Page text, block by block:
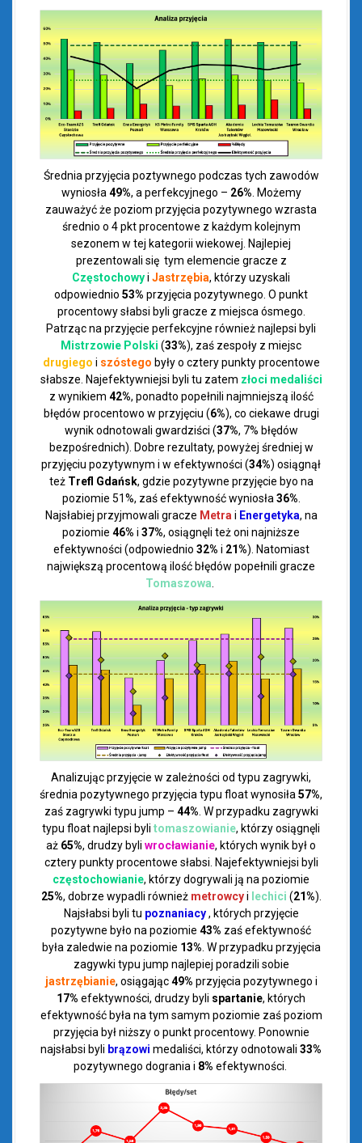
Średnia przyjęcia poztywnego podczas tych zawodów
wyniosła 49%, a perfekcyjnego – 26% . Możemy
zauważyć że poziom przyjęcia pozytywnego wzrasta
średnio o 4 pkt procentowe z każdym kolejnym
sezonem w tej kategorii wiekowej. Najlepiej
prezentowali się tym elemencie gracze z
Częstochowyi Jastrzębia, którzy uzyskali
odpowiednio 53% przyjęcia pozytywnego. O punkt
procentowy słabsi byli gracze z miejsca ósmego.
Patrząc na przyjęcie perfekcyjne również najlepsi byli
Mistrzowie Polski (33%), zaś zespoły z miejsc
drugiego i szóstego były o cztery punkty procentowe
słabsze. Najefektywniejsi byli tu zatem złoci medaliści
z wynikiem 42%, ponadto popełnili najmniejszą ilość
błędów procentowo w przyjęciu (6%), co ciekawe drugi
wynik odnotowali gwardziści (37%, 7% błędów
bezpośrednich). Dobre rezultaty, powyżej średniej w
przyjęciu pozytywnym i w efektywności (34%) osiągnął
też Trefl Gdańsk, gdzie pozytywne przyjęcie byo na
poziomie 51%, zaś efektywność wyniosła 36%
Najsłabiej przyjmowali gracze Metra i Energetyka, na
poziomie 46% i 37%, osiągnęli też oni najniższe
efektywności (odpowiednio 32% i 21%). Natomiast
największą procentową ilość błędów popełnili gracze
Tomaszowa
Analizując przyjęcie w zależności od typu zagrywki,
średnia pozytywnego przyjęcia typu float wynosiła 57%,
zaś zagrywki typu jump – 44% . W przypadku zagrywki
typu float najlepsi byli tomaszowianie, którzy osiągnęli
aż 65%, drudzy byli wrocławianie, których wynik był o
cztery punkty procentowe słabsi. Najefektywniejsi byli
częstochowianie, którzy dogrywali ją na poziomie
25%, dobrze wypadli również metrowcyi lechici (21%).
Najsłabsi byli tu poznaniacy, których przyjęcie
pozytywne było na poziomie 43% zaś efektywność
była zaledwie na poziomie 13% . W przypadku przyjęcia
zagywki typu jump najlepiej poradzili sobie
jastrzębianie, osiągając49% przyjęcia pozytywnego i
17% efektywności, drudzy byli spartanie, których
efektywność była na tym samym poziomie zaś poziom
przyjęcia był niższy o punkt procentowy. Ponownie
najsłabsi byli brązowi medaliści, którzy odnotowali 33%
pozytywnego dogrania i 8% efektywności.